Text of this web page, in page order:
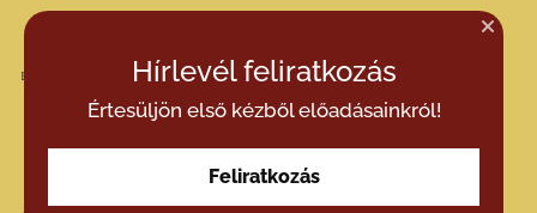
Cervinus Teátrum | Szarvas © 2026
Cervinus Teatrum Művészeti Nonprfit Kft.
Hírlevél feliratkozás
Értesüljön első kézből előadásainkról!
Feliratkozás